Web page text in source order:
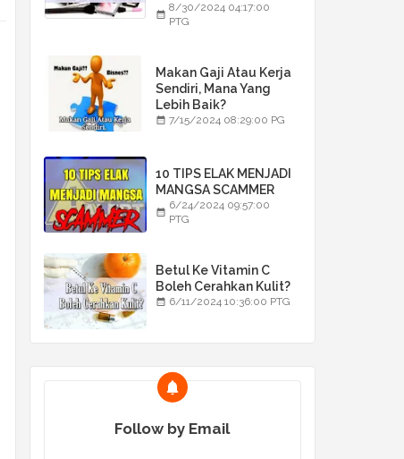
8/30/2024 04:17:00
PTG
Makan Gaji Atau Kerja
Sendiri, Mana Yang
Lebih Baik?
7/15/2024 08:29:00 PG
10 TIPS ELAK MENJADI
MANGSA SCAMMER
6/24/2024 09:57:00
PTG
Betul Ke Vitamin C
Boleh Cerahkan Kulit?
6/11/2024 10:36:00 PTG
Follow by Email